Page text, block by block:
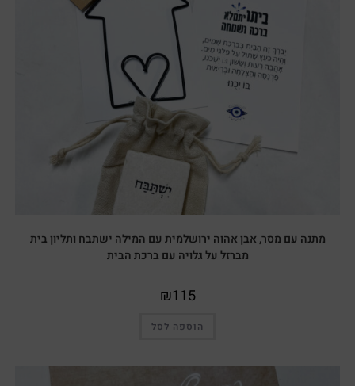
מתנה עם מסר, אבן אהוה ירושלמית עם המילה ישתבח ותליון בית
מברזל על גלויה עם ברכת הבית
₪115
הוספה לסל